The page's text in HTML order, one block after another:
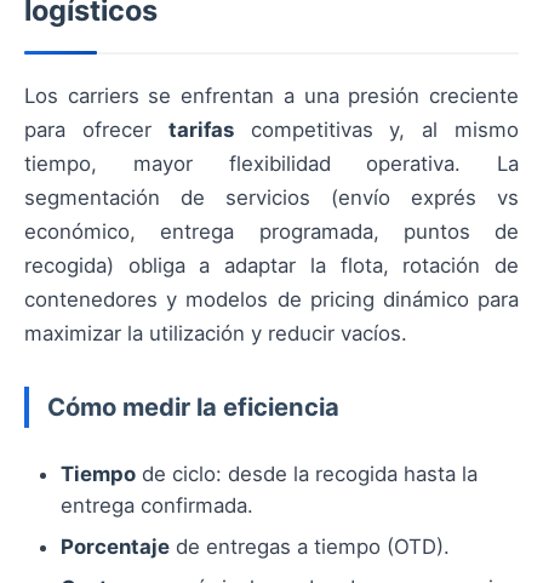
logísticos
Los carriers se enfrentan a una presión creciente
para ofrecer tarifascompetitivas y, al mismo
tiempo, mayor flexibilidad operativa. La
segmentación de servicios (envío exprés vs
económico, entrega programada, puntos de
recogida) obliga a adaptar la flota, rotación de
contenedores y modelos de pricing dinámico para
maximizar la utilización y reducir vacíos.
Cómo medir la eficiencia
Tiempo de ciclo: desde la recogida hasta la
entrega confirmada.
Porcentaje de entregas a tiempo (OTD).